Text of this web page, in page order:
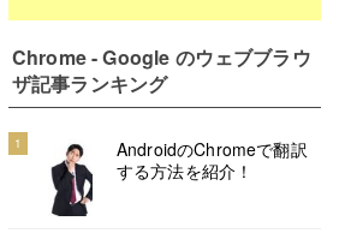
Chrome - Google のウェブブラウ
ザ記事ランキング
1
AndroidのChromeで翻訳
する方法を紹介！